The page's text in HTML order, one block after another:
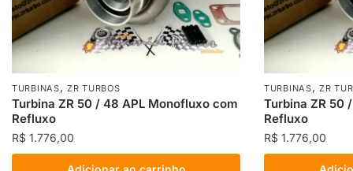
TURBINAS,ZR TURBOS
Turbina ZR 50 / 48 APL Monofluxo com
Refluxo
R$ 1.776,00
TURBINAS,ZR
Turbina ZR 50
Refluxo
R$ 1.776,00